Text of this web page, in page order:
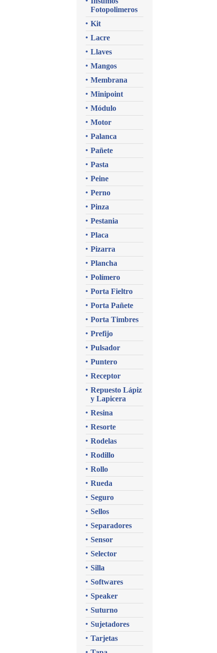
Fotopolimeros
Kit
Lacre
Llaves
Mangos
Membrana
Minipoint
Módulo
Motor
Palanca
Pañete
Pasta
Peine
Perno
Pinza
Pestania
Placa
Pizarra
Plancha
Polímero
Porta Fieltro
Porta Pañete
Porta Timbres
Prefijo
Pulsador
Puntero
Receptor
Repuesto Lápiz
y Lapicera
Resina
Resorte
Rodelas
Rodillo
Rollo
Rueda
Seguro
Sellos
Separadores
Sensor
Selector
Silla
Softwares
Speaker
Suturno
Sujetadores
Tarjetas